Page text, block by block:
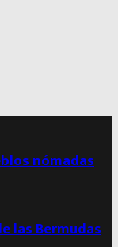
nómadas
las Bermudas